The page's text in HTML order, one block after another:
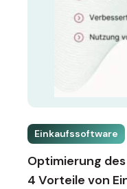
Einkaufssoftware
Optimierung
4 Vorteile von